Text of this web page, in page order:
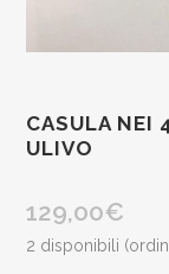
CASULA NEI
ULIVO
129,00€
2 disponibili